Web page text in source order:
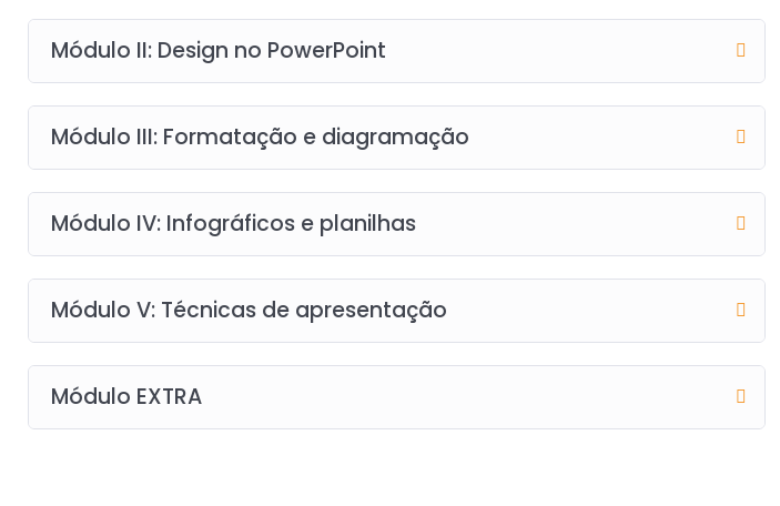
Módulo II: Design no PowerPoint
Módulo III: Formatação e diagramação
Módulo IV: Infográficos e planilhas
Módulo V: Técnicas de apresentação
Módulo EXTRA